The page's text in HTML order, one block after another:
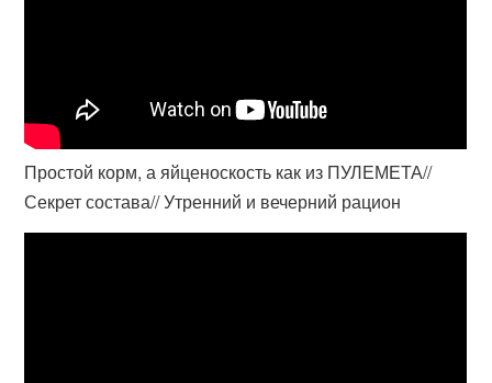
Простой корм, а яйценоскость как из ПУЛЕМЕТА//
Секрет состава// Утренний и вечерний рацион